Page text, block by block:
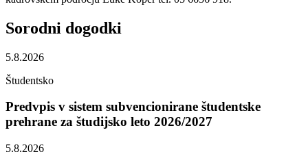
Sorodni dogodki
5.8.2026
Študentsko
Predvpis v sistem subvencionirane študentske
prehrane za študijsko leto 2026/2027
5.8.2026